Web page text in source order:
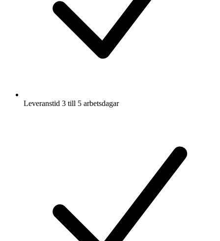
Leveranstid 3 till 5 arbetsdagar